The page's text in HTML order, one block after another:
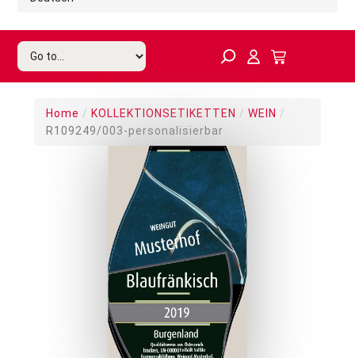
Home / KOLLEKTIONSETIKETTEN / WEIN /
R109249/003-personalisierbar